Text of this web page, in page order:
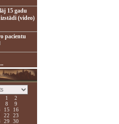
15 gadu
(video)
pacientu
1
2
8
9
15
16
22
23
29
30